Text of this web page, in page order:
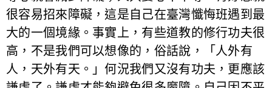
很容易招來障礙，這是自己在臺灣懺悔班遇到最
大的一個境緣。事實上，有些道教的修行功夫很
高，不是我們可以想像的，俗話說，「人外有
人，天外有天。」何況我們又沒有功夫，更應該